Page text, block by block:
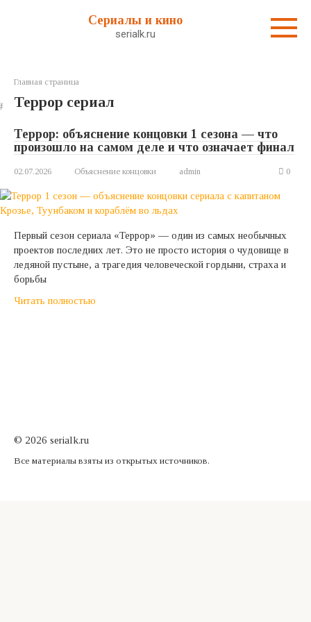
Сериалы и кино
serialk.ru
Главная страница
Террор сериал
Террор: объяснение концовки 1 сезона — что
произошло на самом деле и что означает финал
02.07.2026 Объяснение концовки admin 0
Первый сезон сериала «Террор» — один из самых необычных
проектов последних лет. Это не просто история о чудовище в
ледяной пустыне, а трагедия человеческой гордыни, страха и
борьбы
Читать полностью
© 2026 serialk.ru
Все материалы взяты из открытых источников.